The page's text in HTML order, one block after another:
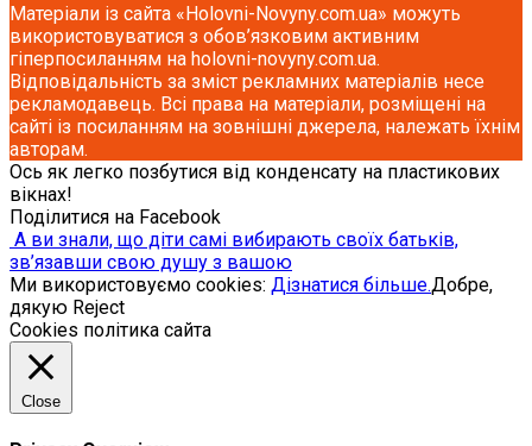
Матеріали із сайта «Holovni-Novyny.com.ua» можуть
використовуватися з обов’язковим активним
гіперпосиланням на holovni-novyny.com.ua.
Відповідальність за зміст рекламних матеріалів несе
рекламодавець. Всі права на матеріали, розміщені на
сайті із посиланням на зовнішні джерела, належать їхнім
авторам.
Ось як легко позбутися від конденсату на пластикових
вікнах!
Поділитися на Facebook
А ви знали, що діти самі вибирають своїх батьків,
зв’язавши свою душу з вашою
Ми використовуємо cookies: Дізнатися більше.Добре,
дякую Reject
Cookies політика сайта
Close